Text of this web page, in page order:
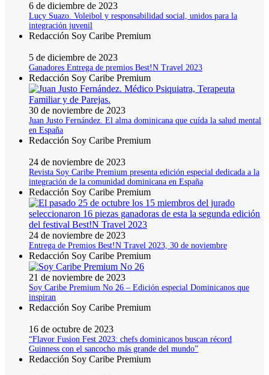
6 de diciembre de 2023
Lucy Suazo. Voleibol y responsabilidad social, unidos para la
integración juvenil
Redacción Soy Caribe Premium
5 de diciembre de 2023
Ganadores Entrega de premios Best!N Travel 2023
Redacción Soy Caribe Premium
30 de noviembre de 2023
Juan Justo Fernández. El alma dominicana que cuída la salud mental
en España
Redacción Soy Caribe Premium
24 de noviembre de 2023
Revista Soy Caribe Premium presenta edición especial dedicada a la
integración de la comunidad dominicana en España
Redacción Soy Caribe Premium
24 de noviembre de 2023
Entrega de Premios Best!N Travel 2023, 30 de noviembre
Redacción Soy Caribe Premium
21 de noviembre de 2023
Soy Caribe Premium No 26 – Edición especial Dominicanos que
inspiran
Redacción Soy Caribe Premium
16 de octubre de 2023
“Flavor Fusion Fest 2023: chefs dominicanos buscan récord
Guinness con el sancocho más grande del mundo”
Redacción Soy Caribe Premium